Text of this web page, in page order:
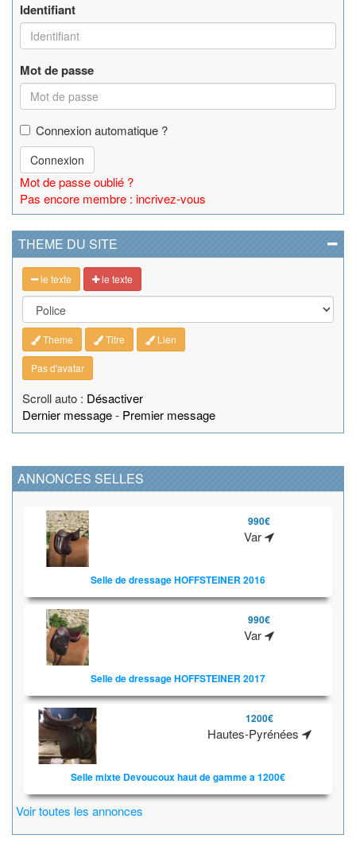
Identifiant
Mot de passe
Connexion automatique ?
Connexion
Mot de passe oublié ?
Pas encore membre : incrivez-vous
THEME DU SITE
le texte le texte
Theme Titre Lien
Pas d'avatar
Scroll auto : Désactiver
Dernier message- Premier message
ANNONCES SELLES
990€
Var
Selle de dressage HOFFSTEINER 2016
990€
Var
Selle de dressage HOFFSTEINER 2017
1200€
Hautes-Pyrénées
Selle mixte Devoucoux haut de gamme a 1200€
Voir toutes les annonces